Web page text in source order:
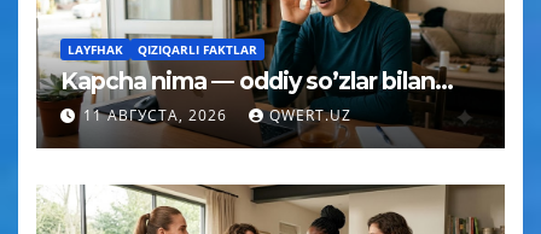
LAYFHAK QIZIQARLI FAKTLAR
Kapcha nima — oddiy so’zlar bilan…
11 АВГУСТА, 2026 QWERT.UZ